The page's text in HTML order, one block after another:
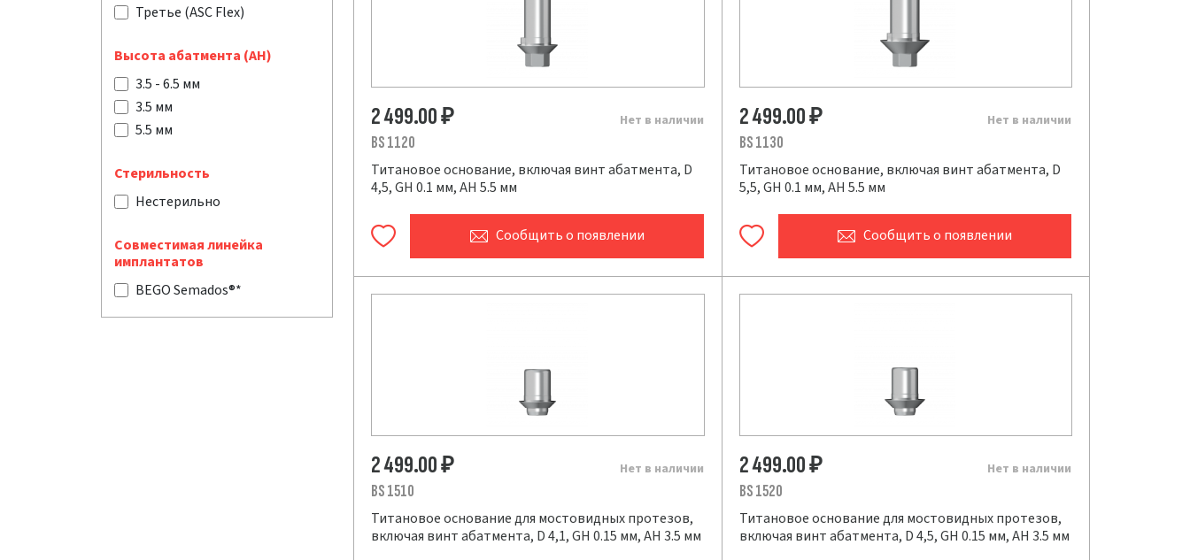
Третье (ASC Flex)
Высота абатмента (AH)
3.5 - 6.5 мм
3.5 мм
5.5 мм
Стерильность
Нестерильно
Совместимая линейка
имплантатов
BEGO Semados®*
Нет в наличии
2 499.00₽
BS 1120
Титановое основание, включая винт абатмента, D
4,5, GH 0.1 мм, AH 5.5 мм
Сообщитьо появлении
Нет в наличии
2 499.00₽
BS 1130
Титановое основание, включая винт абатмента, D
5,5, GH 0.1 мм, AH 5.5 мм
Сообщитьо появлении
Нет в наличии
2 499.00₽
BS 1510
Титановое основание для мостовидных протезов,
включая винт абатмента, D 4,1, GH 0.15 мм, AH 3.5 мм
Нет в наличии
2 499.00₽
BS 1520
Титановое основание для мостовидных протезов,
включая винт абатмента, D 4,5, GH 0.15 мм, AH 3.5 мм